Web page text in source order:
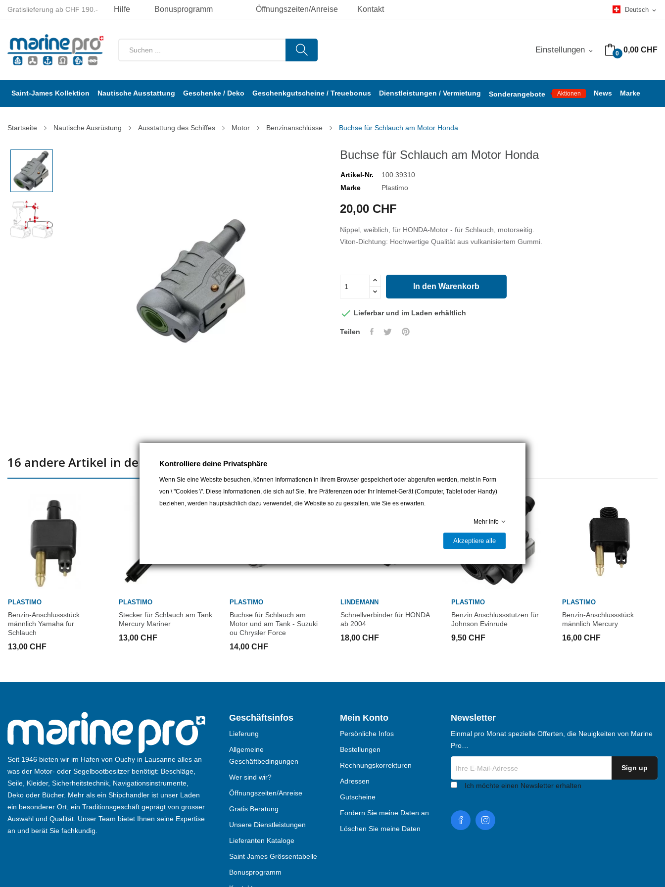
Öffnungszeiten/Anreise Kontakt Deutsch expand_more
Gratislieferung ab CHF 190.- Hilfe Bonusprogramm
0 0,00 CHF
Einstellungen expand_more
Saint-James Kollektion Nautische Ausstattung Geschenke / Deko Geschenkgutscheine / Treuebonus Dienstleistungen / Vermietung Sonderangebote Aktionen News Marke
Startseite Nautische Ausrüstung Ausstattung des Schiffes Motor Benzinanschlüsse Buchse für Schlauch am Motor Honda
Buchse für Schlauch am Motor Honda
Artikel-Nr.
100.39310
Marke
Plastimo
20,00 CHF
Nippel, weiblich, für HONDA-Motor - für Schlauch, motorseitig.
Viton-Dichtung: Hochwertige Qualität aus vulkanisiertem Gummi.
In den Warenkorb
 Lieferbar und im Laden erhältlich
Teilen
16 andere Artikel in der gleichen Kategorie:
PLASTIMO
Benzin-Anschlussstück
männlich Yamaha fur
Schlauch
13,00 CHF
PLASTIMO
Stecker für Schlauch am Tank
Mercury Mariner
13,00 CHF
PLASTIMO
Buchse für Schlauch am
Motor und am Tank - Suzuki
ou Chrysler Force
14,00 CHF
LINDEMANN
Schnellverbinder für HONDA
ab 2004
18,00 CHF
PLASTIMO
Benzin Anschlussstutzen für
Johnson Evinrude
9,50 CHF
PLASTIMO
Benzin-Anschlussstück
männlich Mercury
16,00 CHF
Seit 1946 bieten wir im Hafen von Ouchy in Lausanne alles an
was der Motor- oder Segelbootbesitzer benötigt: Beschläge,
Seile, Kleider, Sicherheitstechnik, Navigationsinstrumente,
Deko oder Bücher. Mehr als ein Shipchandler ist unser Laden
ein besonderer Ort, ein Traditionsgeschäft geprägt von grosser
Auswahl und Qualität. Unser Team bietet Ihnen seine Expertise
an und berät Sie fachkundig.
Geschäftsinfos
Lieferung
Allgemeine
Geschäftbedingungen
Wer sind wir?
Öffnungszeiten/Anreise
Gratis Beratung
Unsere Dienstleistungen
Lieferanten Kataloge
Saint James Grössentabelle
Bonusprogramm
Mein Konto
Persönliche Infos
Bestellungen
Rechnungskorrekturen
Adressen
Gutscheine
Fordern Sie meine Daten an
Löschen Sie meine Daten
Newsletter
Einmal pro Monat spezielle Offerten, die Neuigkeiten von Marine
Pro…
Ich möchte einen Newsletter erhalten
Kontrolliere deine Privatsphäre
Wenn Sie eine Website besuchen, können Informationen in Ihrem Browser gespeichert oder abgerufen werden, meist in Form
von \ "Cookies \". Diese Informationen, die sich auf Sie, Ihre Präferenzen oder Ihr Internet-Gerät (Computer, Tablet oder Handy)
beziehen, werden hauptsächlich dazu verwendet, die Website so zu gestalten, wie Sie es erwarten.
Mehr Info
Akzeptiere alle